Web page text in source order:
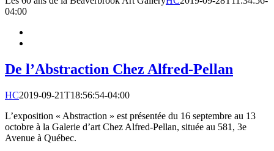
04:00
De l’Abstraction Chez Alfred-Pellan
HC2019-09-21T18:56:54-04:00
L’exposition « Abstraction » est présentée du 16 septembre au 13
octobre à la Galerie d’art Chez Alfred-Pellan, située au 581, 3e
Avenue à Québec.